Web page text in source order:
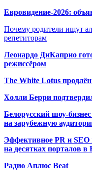
Евровидение-2026:
Почему родители ищут
репетиторам
Леонардо ДиКаприо
режиссёром
The White Lotus
Холли Берри
Белорусский шоу-
на зарубежную
Эффективное PR и SEO
на десятках порталов в
Радио Аплюс Beat